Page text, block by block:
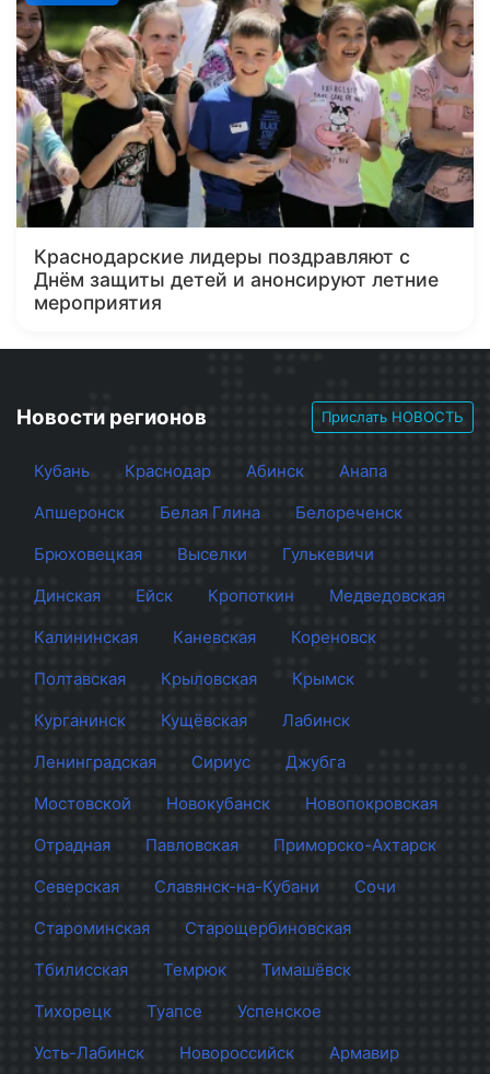
Краснодарские лидеры поздравляют с
Днём защиты детей и анонсируют летние
мероприятия
Новости регионов Прислать НОВОСТЬ
Кубань Краснодар Абинск
Анапа
Апшеронск
Белая Глина
Белореченск
Брюховецкая
Выселки
Гулькевичи
Динская
Ейск Кропоткин
Медведовская
Калининская
Каневская
Кореновск
Полтавская
Крыловская
Крымск
Курганинск
Кущёвская
Лабинск
Ленинградская
Сириус
Джубга
Мостовской
Новокубанск
Новопокровская
Отрадная
Павловская
Приморско-Ахтарск
Северская
Славянск-на-Кубани
Сочи
Староминская
Старощербиновская
Тбилисская
Темрюк
Тимашёвск
Тихорецк
Туапсе
Успенское
Усть-Лабинск
Новороссийск Армавир